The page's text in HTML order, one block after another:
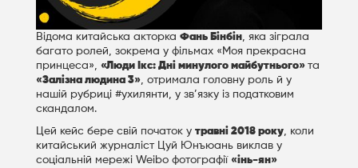
Відома китайська акторка Фань Бінбін, яка зіграла
багато ролей, зокрема у фільмах «Моя прекрасна
принцеса», «Люди Ікс: Дні минулого майбутнього» та
«Залізна людина 3», отримала головну роль й у
нашій рубриці #ухилянти, у зв’язку із податковим
скандалом.
Цей кейс бере свій початок у травні 2018 року, коли
китайський журналіст Цуй Юнъюань виклав у
соціальній мережі Weibo фотографії «інь-ян»